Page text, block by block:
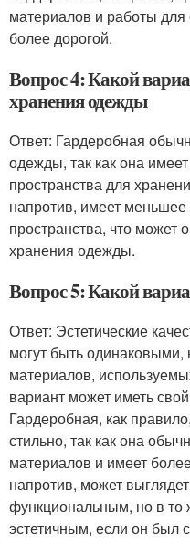
материалов и работы для
более дорогой.
Вопрос 4: Какой
хранения одежды
Ответ: Гардеробная
одежды, так как она
пространства для
напротив, имеет меньшее
пространства, что может
хранения одежды.
Вопрос 5: Какой
Ответ: Эстетические
могут быть одинаковыми,
материалов,
вариант может иметь
Гардеробная, как
стильно, так как она
материалов и имеет
напротив, может
функциональным, но в
эстетичным, если он был